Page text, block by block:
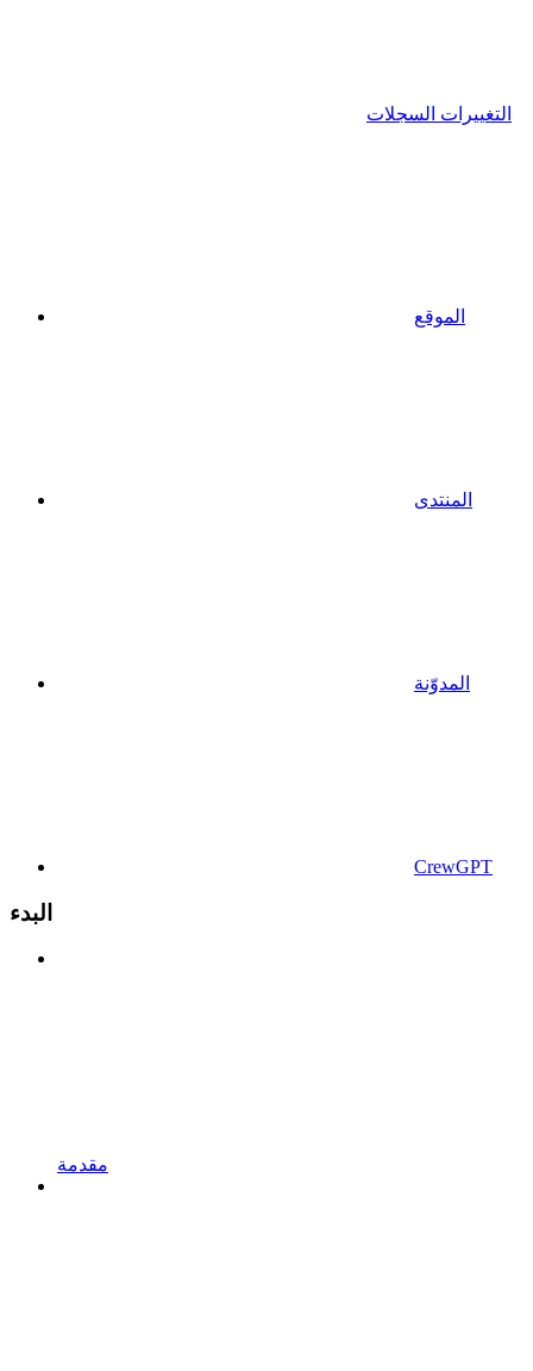
التغييرات السجلات
الموقع
المنتدى
المدوّنة
CrewGPT
البدء
مقدمة